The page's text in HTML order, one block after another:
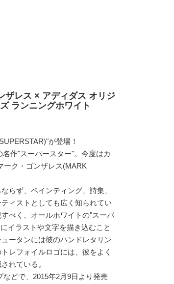
ザレス × アディダス オリジ
ランニングホワイト
が登場！
作"スーパースター"。今度はカ
ーク・ゴンザレス(MARK
らず、ペインティング、詩集、
ィストとしても広く知られてい
べく、オールホワイトの"スーパ
イラストや文字を描き込むこと
ータンには彼のハンドレタリン
レフォイルロゴには、彼をよく
れている。
どで、2015年2月9日より発売